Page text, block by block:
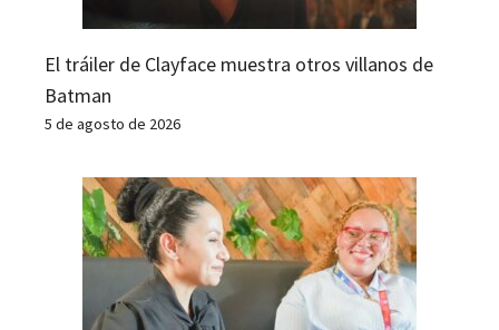
El tráiler de Clayface muestra otros villanos de
Batman
5 de agosto de 2026